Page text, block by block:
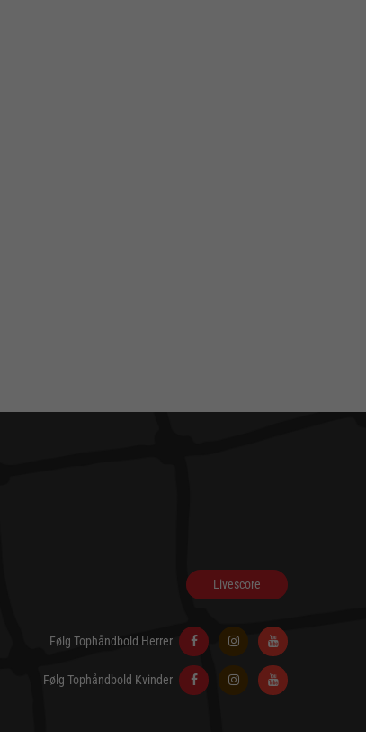
Livescore
Følg Tophåndbold Herrer
Følg Tophåndbold Kvinder